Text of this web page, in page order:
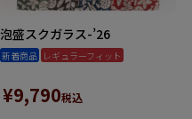
泡盛スクガラス-’26
新着商品 レギュラーフィット
¥9,790税込